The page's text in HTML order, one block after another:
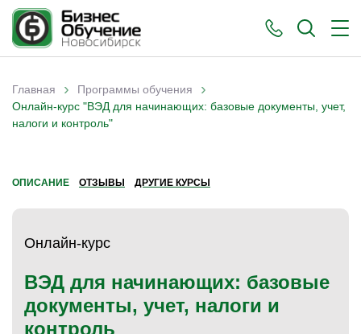
Вы здесь
Главная › Программы обучения ›
Онлайн-курс "ВЭД для начинающих: базовые документы, учет,
налоги и контроль"
ОПИСАНИЕ ОТЗЫВЫ ДРУГИЕ КУРСЫ
Онлайн-курс
ВЭД для начинающих: базовые
документы, учет, налоги и
контроль